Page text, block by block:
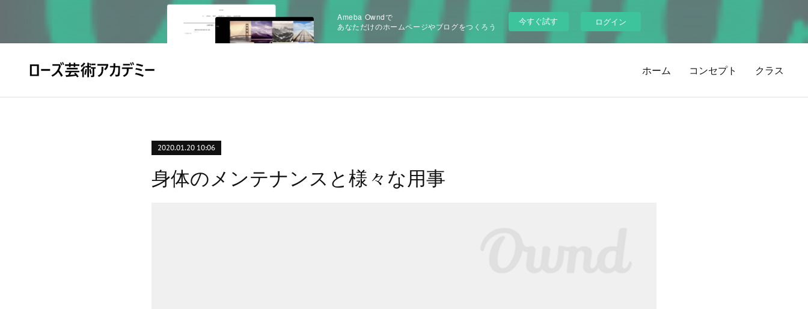
Ameba Owndで
あなただけのホームページやブログをつくろう
今すぐ試す ログイン
ホーム コンセプト クラス
2020.01.20 10:06
身体のメンテナンスと様々な用事